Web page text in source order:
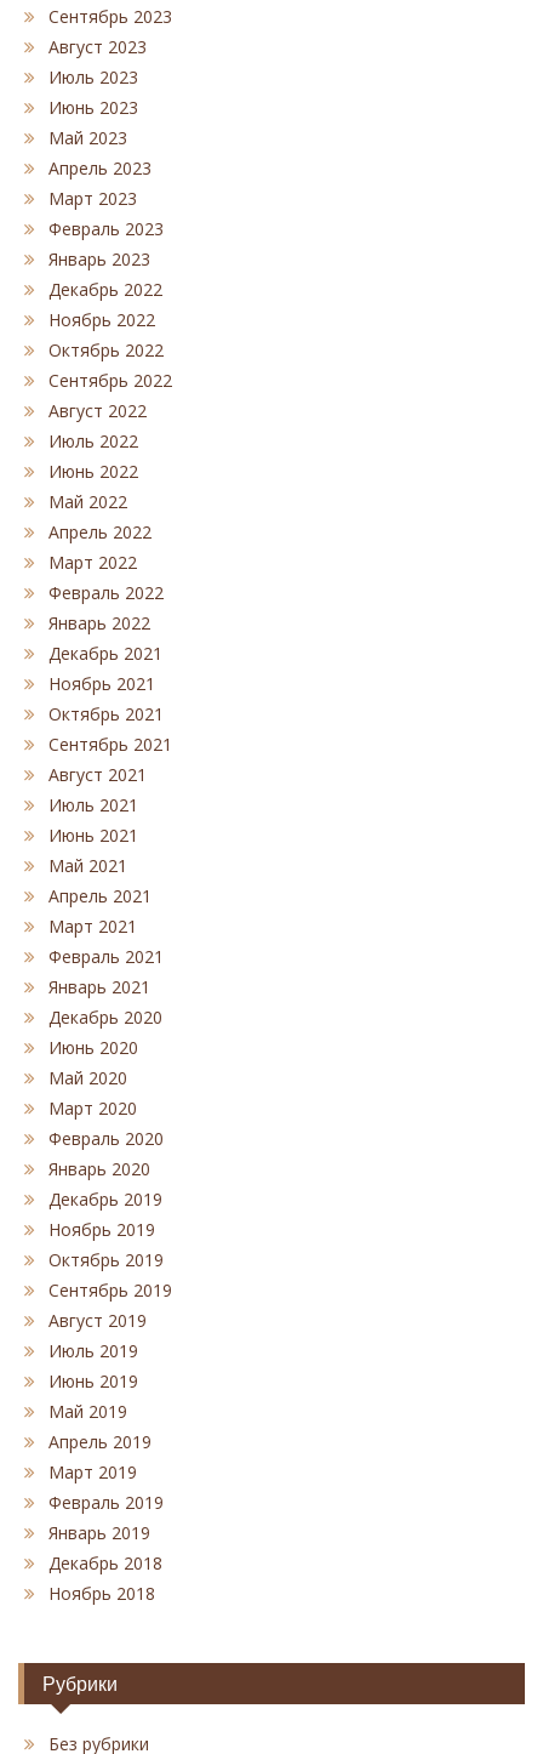
Сентябрь 2023
Август 2023
Июль 2023
Июнь 2023
Май 2023
Апрель 2023
Март 2023
Февраль 2023
Январь 2023
Декабрь 2022
Ноябрь 2022
Октябрь 2022
Сентябрь 2022
Август 2022
Июль 2022
Июнь 2022
Май 2022
Апрель 2022
Март 2022
Февраль 2022
Январь 2022
Декабрь 2021
Ноябрь 2021
Октябрь 2021
Сентябрь 2021
Август 2021
Июль 2021
Июнь 2021
Май 2021
Апрель 2021
Март 2021
Февраль 2021
Январь 2021
Декабрь 2020
Июнь 2020
Май 2020
Март 2020
Февраль 2020
Январь 2020
Декабрь 2019
Ноябрь 2019
Октябрь 2019
Сентябрь 2019
Август 2019
Июль 2019
Июнь 2019
Май 2019
Апрель 2019
Март 2019
Февраль 2019
Январь 2019
Декабрь 2018
Ноябрь 2018
Рубрики
Без рубрики